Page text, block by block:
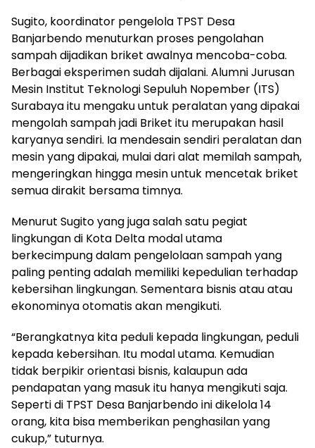
Sugito, koordinator pengelola TPST Desa
Banjarbendo menuturkan proses pengolahan
sampah dijadikan briket awalnya mencoba-coba.
Berbagai eksperimen sudah dijalani. Alumni Jurusan
Mesin Institut Teknologi Sepuluh Nopember (ITS)
Surabaya itu mengaku untuk peralatan yang dipakai
mengolah sampah jadi Briket itu merupakan hasil
karyanya sendiri. Ia mendesain sendiri peralatan dan
mesin yang dipakai, mulai dari alat memilah sampah,
mengeringkan hingga mesin untuk mencetak briket
semua dirakit bersama timnya.
Menurut Sugito yang juga salah satu pegiat
lingkungan di Kota Delta modal utama
berkecimpung dalam pengelolaan sampah yang
paling penting adalah memiliki kepedulian terhadap
kebersihan lingkungan. Sementara bisnis atau atau
ekonominya otomatis akan mengikuti.
“Berangkatnya kita peduli kepada lingkungan, peduli
kepada kebersihan. Itu modal utama. Kemudian
tidak berpikir orientasi bisnis, kalaupun ada
pendapatan yang masuk itu hanya mengikuti saja.
Seperti di TPST Desa Banjarbendo ini dikelola 14
orang, kita bisa memberikan penghasilan yang
cukup,” tuturnya.